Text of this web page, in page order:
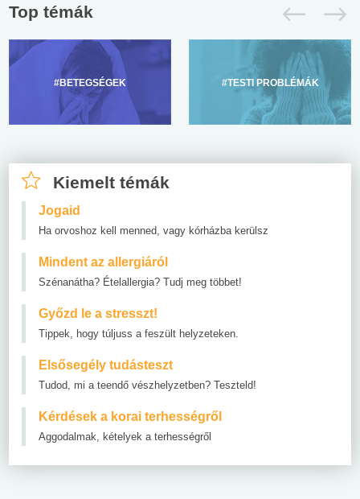
Top témák
#BETEGSÉGEK #TESTI PROBLÉMÁK
Kiemelt témák
Jogaid
Ha orvoshoz kell menned, vagy kórházba kerülsz
Mindent az allergiáról
Szénanátha? Ételallergia? Tudj meg többet!
Győzd le a stresszt!
Tippek, hogy túljuss a feszült helyzeteken.
Elsősegély tudásteszt
Tudod, mi a teendő vészhelyzetben? Teszteld!
Kérdések a korai terhességről
Aggodalmak, kételyek a terhességről